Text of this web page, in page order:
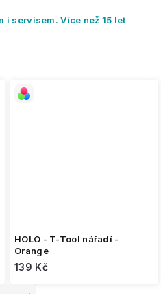
i servisem. Více než 15 let
HOLO - T-Tool nářadí -
Orange
139 Kč